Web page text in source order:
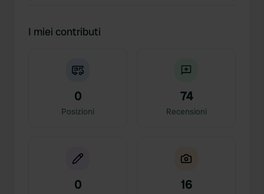
I miei contributi
0
Posizioni
74
Recensioni
0 16